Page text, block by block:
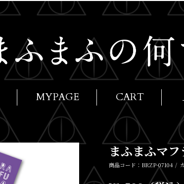
MYPAGE CART
まふまふマ
商品コード：BRZP-07104